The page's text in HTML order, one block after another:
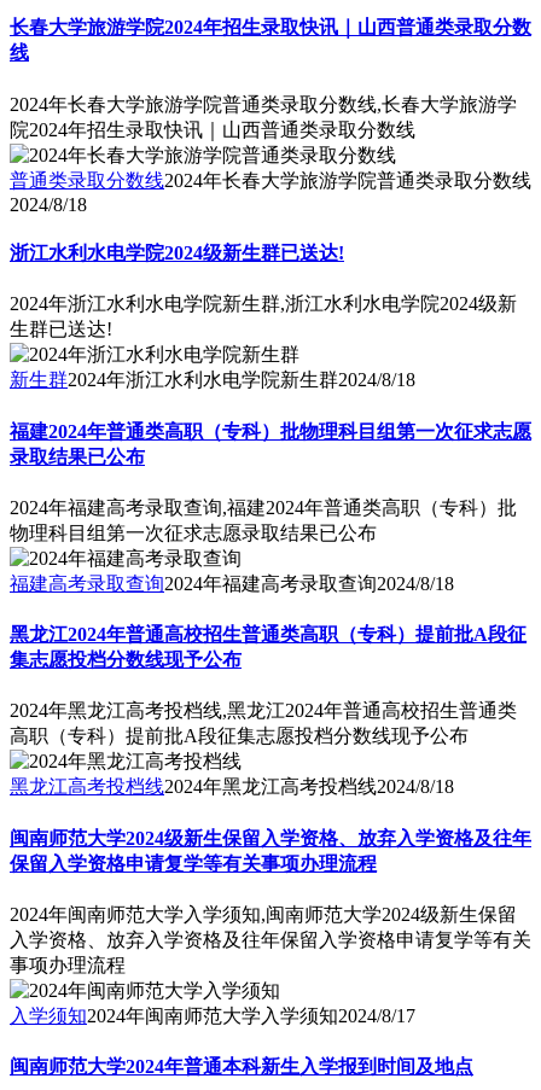
长春大学旅游学院2024年招生录取快讯｜山西普通类录取分数
线
2024年长春大学旅游学院普通类录取分数线,长春大学旅游学
院2024年招生录取快讯｜山西普通类录取分数线
普通类录取分数线2024年长春大学旅游学院普通类录取分数线
2024/8/18
浙江水利水电学院2024级新生群已送达!
2024年浙江水利水电学院新生群,浙江水利水电学院2024级新
生群已送达!
新生群2024年浙江水利水电学院新生群2024/8/18
福建2024年普通类高职（专科）批物理科目组第一次征求志愿
录取结果已公布
2024年福建高考录取查询,福建2024年普通类高职（专科）批
物理科目组第一次征求志愿录取结果已公布
福建高考录取查询2024年福建高考录取查询2024/8/18
黑龙江2024年普通高校招生普通类高职（专科）提前批A段征
集志愿投档分数线现予公布
2024年黑龙江高考投档线,黑龙江2024年普通高校招生普通类
高职（专科）提前批A段征集志愿投档分数线现予公布
黑龙江高考投档线2024年黑龙江高考投档线2024/8/18
闽南师范大学2024级新生保留入学资格、放弃入学资格及往年
保留入学资格申请复学等有关事项办理流程
2024年闽南师范大学入学须知,闽南师范大学2024级新生保留
入学资格、放弃入学资格及往年保留入学资格申请复学等有关
事项办理流程
入学须知2024年闽南师范大学入学须知2024/8/17
闽南师范大学2024年普通本科新生入学报到时间及地点